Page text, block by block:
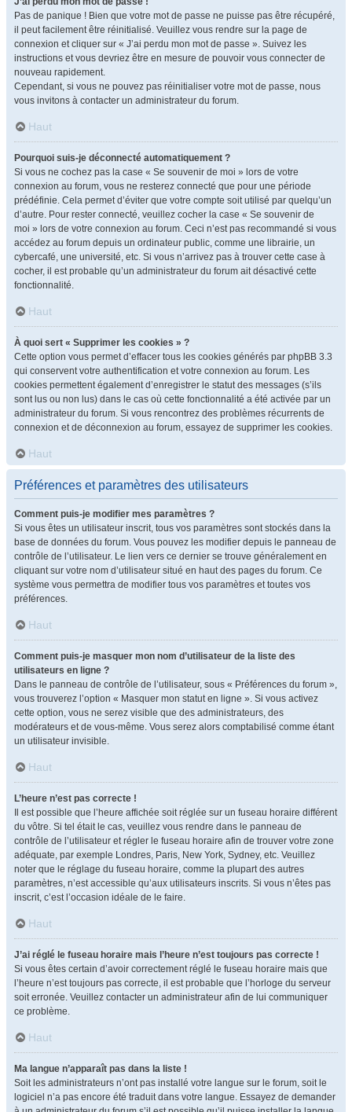
Pas de panique ! Bien que votre mot de passe ne puisse pas être récupéré,
il peut facilement être réinitialisé. Veuillez vous rendre sur la page de
connexion et cliquer sur « J’ai perdu mon mot de passe ». Suivez les
instructions et vous devriez être en mesure de pouvoir vous connecter de
nouveau rapidement.
Cependant, si vous ne pouvez pas réinitialiser votre mot de passe, nous
vous invitons à contacter un administrateur du forum.
Haut
Pourquoi suis-je déconnecté automatiquement ?
Si vous ne cochez pas la case « Se souvenir de moi » lors de votre
connexion au forum, vous ne resterez connecté que pour une période
prédéfinie. Cela permet d’éviter que votre compte soit utilisé par quelqu’un
d’autre. Pour rester connecté, veuillez cocher la case « Se souvenir de
moi » lors de votre connexion au forum. Ceci n’est pas recommandé si vous
accédez au forum depuis un ordinateur public, comme une librairie, un
cybercafé, une université, etc. Si vous n’arrivez pas à trouver cette case à
cocher, il est probable qu’un administrateur du forum ait désactivé cette
fonctionnalité.
Haut
À quoi sert « Supprimer les cookies » ?
Cette option vous permet d’effacer tous les cookies générés par phpBB 3.3
qui conservent votre authentification et votre connexion au forum. Les
cookies permettent également d’enregistrer le statut des messages (s’ils
sont lus ou non lus) dans le cas où cette fonctionnalité a été activée par un
administrateur du forum. Si vous rencontrez des problèmes récurrents de
connexion et de déconnexion au forum, essayez de supprimer les cookies.
Haut
Préférences et paramètres des utilisateurs
Comment puis-je modifier mes paramètres ?
Si vous êtes un utilisateur inscrit, tous vos paramètres sont stockés dans la
base de données du forum. Vous pouvez les modifier depuis le panneau de
contrôle de l’utilisateur. Le lien vers ce dernier se trouve généralement en
cliquant sur votre nom d’utilisateur situé en haut des pages du forum. Ce
système vous permettra de modifier tous vos paramètres et toutes vos
préférences.
Haut
Comment puis-je masquer mon nom d’utilisateur de la liste des
utilisateurs en ligne ?
Dans le panneau de contrôle de l’utilisateur, sous « Préférences du forum »,
vous trouverez l’option « Masquer mon statut en ligne ». Si vous activez
cette option, vous ne serez visible que des administrateurs, des
modérateurs et de vous-même. Vous serez alors comptabilisé comme étant
un utilisateur invisible.
Haut
L’heure n’est pas correcte !
Il est possible que l’heure affichée soit réglée sur un fuseau horaire différent
du vôtre. Si tel était le cas, veuillez vous rendre dans le panneau de
contrôle de l’utilisateur et régler le fuseau horaire afin de trouver votre zone
adéquate, par exemple Londres, Paris, New York, Sydney, etc. Veuillez
noter que le réglage du fuseau horaire, comme la plupart des autres
paramètres, n’est accessible qu’aux utilisateurs inscrits. Si vous n’êtes pas
inscrit, c’est l’occasion idéale de le faire.
Haut
J’ai réglé le fuseau horaire mais l’heure n’est toujours pas correcte !
Si vous êtes certain d’avoir correctement réglé le fuseau horaire mais que
l’heure n’est toujours pas correcte, il est probable que l’horloge du serveur
soit erronée. Veuillez contacter un administrateur afin de lui communiquer
ce problème.
Haut
Ma langue n’apparaît pas dans la liste !
Soit les administrateurs n’ont pas installé votre langue sur le forum, soit le
logiciel n’a pas encore été traduit dans votre langue. Essayez de demander